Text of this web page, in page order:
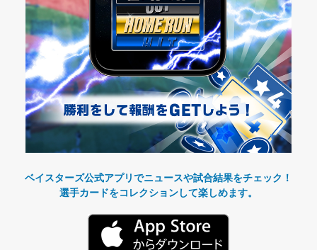
ベイスターズ公式アプリでニュースや試合結果をチェック！
選手カードをコレクションして楽しめます。